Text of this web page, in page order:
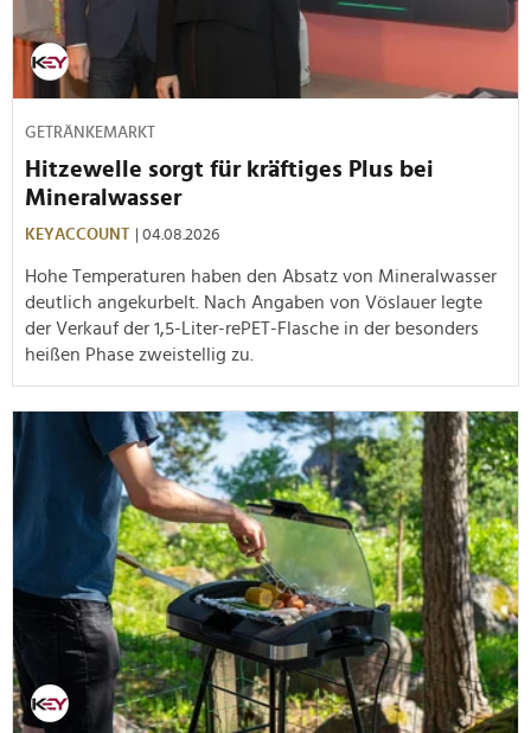
GETRÄNKEMARKT
Hitzewelle sorgt für kräftiges Plus bei
Mineralwasser
KEYACCOUNT | 04.08.2026
Hohe Temperaturen haben den Absatz von Mineralwasser
deutlich angekurbelt. Nach Angaben von Vöslauer legte
der Verkauf der 1,5-Liter-rePET-Flasche in der besonders
heißen Phase zweistellig zu.